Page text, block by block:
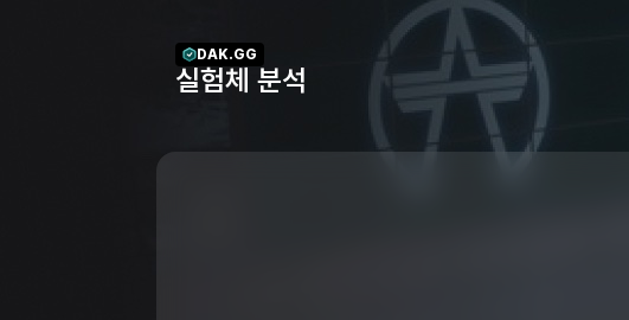
DAK.GG
실험체 분석